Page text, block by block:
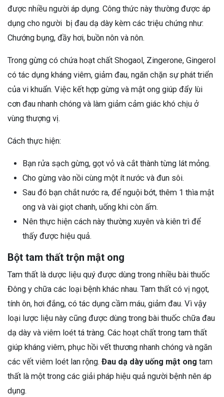
được nhiều người áp dụng. Công thức này thường được áp
dụng cho người bị đau dạ dày kèm các triệu chứng như:
Chướng bụng, đầy hơi, buồn nôn và nôn.
Trong gừng có chứa hoạt chất Shogaol, Zingerone, Gingerol
có tác dụng kháng viêm, giảm đau, ngăn chặn sự phát triển
của vi khuẩn. Việc kết hợp gừng và mật ong giúp đẩy lùi
cơn đau nhanh chóng và làm giảm cảm giác khó chịu ở
vùng thượng vị.
Cách thực hiện:
Bạn rửa sạch gừng, gọt vỏ và cắt thành từng lát mỏng.
Cho gừng vào nồi cùng một ít nước và đun sôi.
Sau đó bạn chắt nước ra, để nguội bớt, thêm 1 thìa mật
ong và vài giọt chanh, uống khi còn ấm.
Nên thực hiện cách này thường xuyên và kiên trì để
thấy được hiệu quả.
Bột tam thất trộn mật ong
Tam thất là dược liệu quý được dùng trong nhiều bài thuốc
Đông y chữa các loại bệnh khác nhau. Tam thất có vị ngọt,
tính ôn, hơi đắng, có tác dụng cầm máu, giảm đau. Vì vậy
loại lược liệu này cũng được dùng trong bài thuốc chữa đau
dạ dày và viêm loét tá tràng. Các hoạt chất trong tam thất
giúp kháng viêm, phục hồi vết thương nhanh chóng và ngăn
các vết viêm loét lan rộng. Đau dạ dày uống mật ong tam
thất là một trong các giải pháp hiệu quả người bệnh nên áp
dụng.